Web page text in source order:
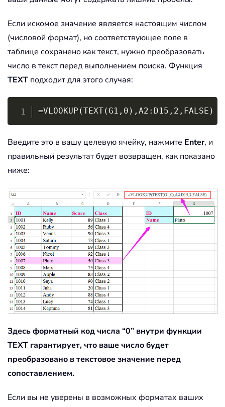
Если искомое значение является настоящим числом
(числовой формат), но соответствующее поле в
таблице сохранено как текст, нужно преобразовать
число в текст перед выполнением поиска. Функция
TEXT подходит для этого случая:
=VLOOKUP(TEXT(G1,0),A2:D15,2,FALSE)
Copy
Введите это в вашу целевую ячейку, нажмите Enter, и
правильный результат будет возвращен, как показано
ниже:
Здесь форматный код числа “0” внутри функции
TEXT гарантирует, что ваше число будет
преобразовано в текстовое значение перед
сопоставлением.
Если вы не уверены в возможных форматах ваших